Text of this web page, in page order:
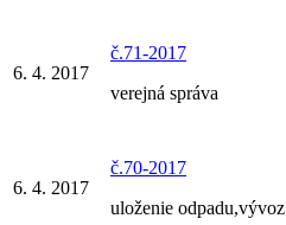
6. 4. 2017
č.71-2017
verejná správa
6. 4. 2017
č.70-2017
uloženie odpadu,vývoz